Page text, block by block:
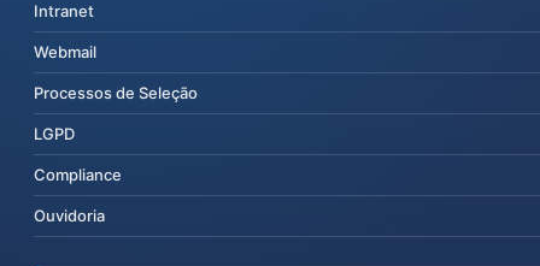
Intranet
Webmail
Processos de Seleção
LGPD
Compliance
Ouvidoria